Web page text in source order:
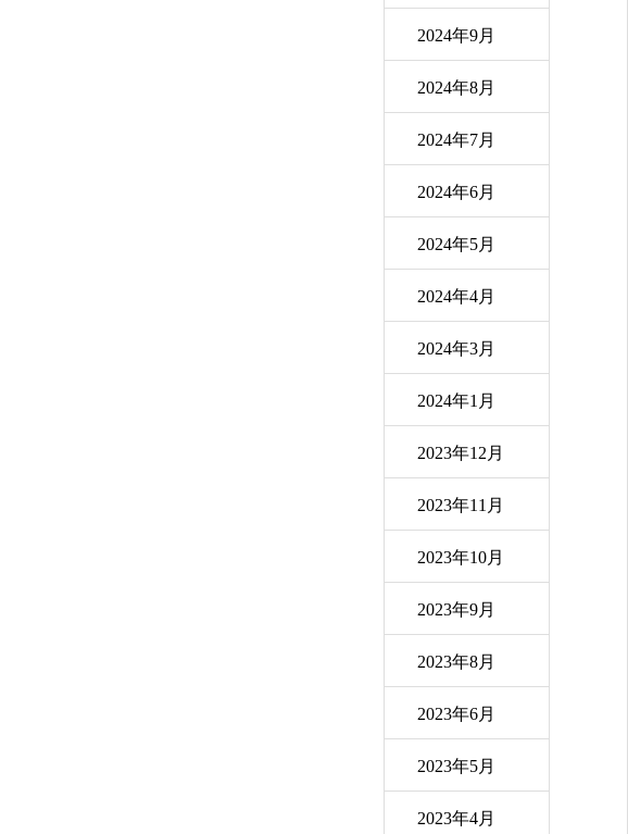
2024年9月
2024年8月
2024年7月
2024年6月
2024年5月
2024年4月
2024年3月
2024年1月
2023年12月
2023年11月
2023年10月
2023年9月
2023年8月
2023年6月
2023年5月
2023年4月